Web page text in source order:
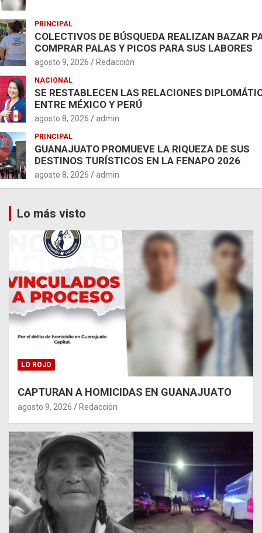
PRINCIPAL
COLECTIVOS DE BÚSQUEDA REALIZAN BAZAR
COMPRAR PALAS Y PICOS PARA SUS LABORES
agosto 9, 2026 Redacción
NACIONAL
SE RESTABLECEN LAS RELACIONES
ENTRE MÉXICO Y PERÚ
agosto 8, 2026 admin
PRINCIPAL
GUANAJUATO PROMUEVE LA RIQUEZA DE SUS
DESTINOS TURÍSTICOS EN LA FENAPO 2026
agosto 8, 2026 admin
Lo más visto
LO ROJO
CAPTURAN A HOMICIDAS EN GUANAJUATO
agosto 9, 2026 Redacción